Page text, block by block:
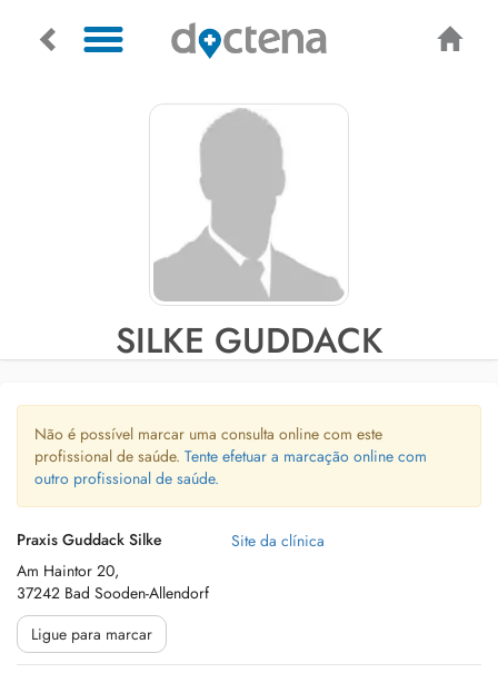
SILKE GUDDACK
Não é possível marcar uma consulta online com este
profissional de saúde. Tente efetuar a marcação online com
outro profissional de saúde.
Praxis Guddack Silke
Am Haintor 20,
37242 Bad Sooden-Allendorf
Site da clínica
Ligue para marcar